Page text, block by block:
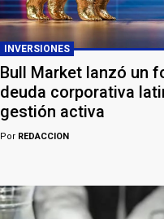
INVERSIONES
Bull Market lanzó un
deuda corporativa
gestión activa
Por REDACCION